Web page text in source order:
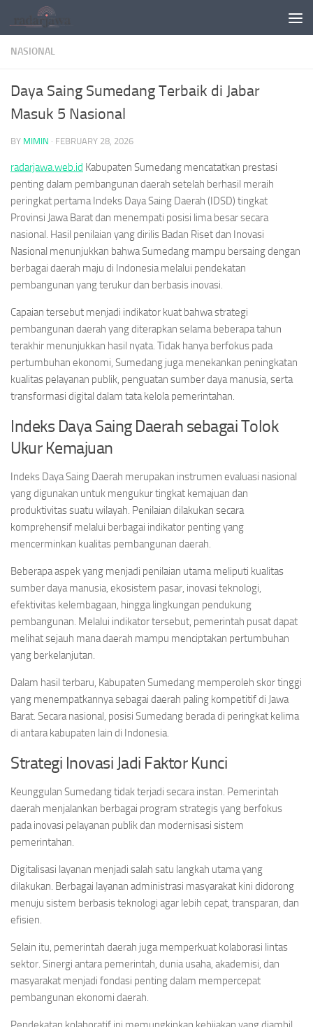
Skip to content
NASIONAL
Daya Saing Sumedang Terbaik di Jabar
Masuk 5 Nasional
BY MIMIN · FEBRUARY 28, 2026
radarjawa.web.id Kabupaten Sumedang mencatatkan prestasi
penting dalam pembangunan daerah setelah berhasil meraih
peringkat pertama Indeks Daya Saing Daerah (IDSD) tingkat
Provinsi Jawa Barat dan menempati posisi lima besar secara
nasional. Hasil penilaian yang dirilis Badan Riset dan Inovasi
Nasional menunjukkan bahwa Sumedang mampu bersaing dengan
berbagai daerah maju di Indonesia melalui pendekatan
pembangunan yang terukur dan berbasis inovasi.
Capaian tersebut menjadi indikator kuat bahwa strategi
pembangunan daerah yang diterapkan selama beberapa tahun
terakhir menunjukkan hasil nyata. Tidak hanya berfokus pada
pertumbuhan ekonomi, Sumedang juga menekankan peningkatan
kualitas pelayanan publik, penguatan sumber daya manusia, serta
transformasi digital dalam tata kelola pemerintahan.
Indeks Daya Saing Daerah sebagai Tolok
Ukur Kemajuan
Indeks Daya Saing Daerah merupakan instrumen evaluasi nasional
yang digunakan untuk mengukur tingkat kemajuan dan
produktivitas suatu wilayah. Penilaian dilakukan secara
komprehensif melalui berbagai indikator penting yang
mencerminkan kualitas pembangunan daerah.
Beberapa aspek yang menjadi penilaian utama meliputi kualitas
sumber daya manusia, ekosistem pasar, inovasi teknologi,
efektivitas kelembagaan, hingga lingkungan pendukung
pembangunan. Melalui indikator tersebut, pemerintah pusat dapat
melihat sejauh mana daerah mampu menciptakan pertumbuhan
yang berkelanjutan.
Dalam hasil terbaru, Kabupaten Sumedang memperoleh skor tinggi
yang menempatkannya sebagai daerah paling kompetitif di Jawa
Barat. Secara nasional, posisi Sumedang berada di peringkat kelima
di antara kabupaten lain di Indonesia.
Strategi Inovasi Jadi Faktor Kunci
Keunggulan Sumedang tidak terjadi secara instan. Pemerintah
daerah menjalankan berbagai program strategis yang berfokus
pada inovasi pelayanan publik dan modernisasi sistem
pemerintahan.
Digitalisasi layanan menjadi salah satu langkah utama yang
dilakukan. Berbagai layanan administrasi masyarakat kini didorong
menuju sistem berbasis teknologi agar lebih cepat, transparan, dan
efisien.
Selain itu, pemerintah daerah juga memperkuat kolaborasi lintas
sektor. Sinergi antara pemerintah, dunia usaha, akademisi, dan
masyarakat menjadi fondasi penting dalam mempercepat
pembangunan ekonomi daerah.